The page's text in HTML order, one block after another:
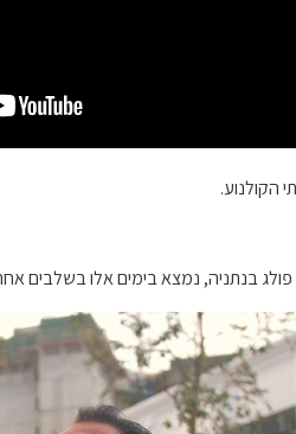
הקולנוע.
בנתניה, נמצא בימים אלו בשלבים